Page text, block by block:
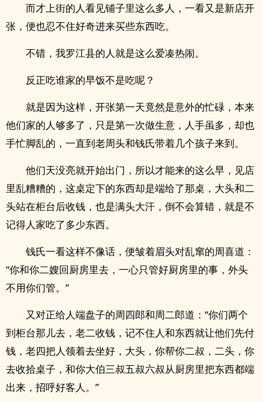
而才上街的人看见铺子里这么多人，一看又是新店开
张，便也忍不住好奇进来买些东西吃。
不错，我罗江县的人就是这么爱凑热闹。
反正吃谁家的早饭不是吃呢？
就是因为这样，开张第一天竟然是意外的忙碌，本来
他们家的人够多了，只是第一次做生意，人手虽多，却也
手忙脚乱的，一直到老周头和钱氏带着几个孩子来到。
他们天没亮就开始出门，所以才能来的这么早，见店
里乱糟糟的，这桌定下的东西却是端给了那桌，大头和二
头站在柜台后收钱，也是满头大汗，倒不会算错，就是不
记得人家吃了多少东西。
钱氏一看这样不像话，便皱着眉头对乱窜的周喜道：
“你和你二嫂回厨房里去，一心只管好厨房里的事，外头
不用你们管。”
又对正给人端盘子的周四郎和周二郎道：“你们两个
到柜台那儿去，老二收钱，记不住人和东西就让他们先付
钱，老四把人领着去坐好，大头，你帮你二叔，二头，你
去收拾桌子，和你大伯三叔五叔六叔从厨房里把东西都端
出来，招呼好客人。”